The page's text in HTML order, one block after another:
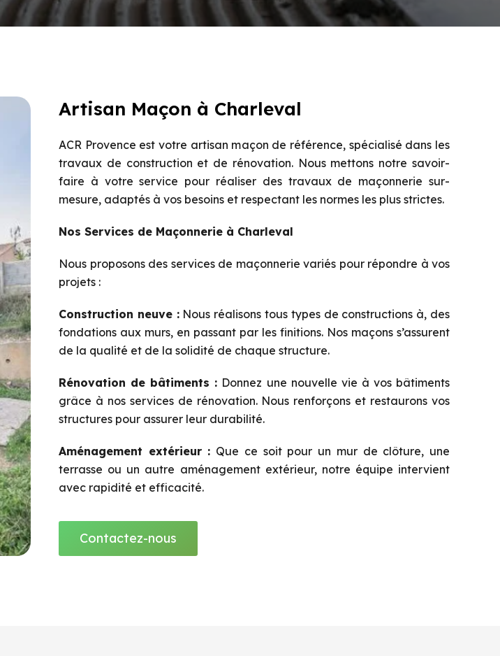
Artisan Maçon à Charleval
ACR Provence est votre artisan maçon de référence, spécialisé dans les
travaux de construction et de rénovation. Nous mettons notre savoir-
faire à votre service pour réaliser des travaux de maçonnerie sur-
mesure, adaptés à vos besoins et respectant les normes les plus strictes.
Nos Services de Maçonnerie à Charleval
Nous proposons des services de maçonnerie variés pour répondre à vos
projets :
Construction neuve :Nous réalisons tous types de constructions à, des
fondations aux murs, en passant par les finitions. Nos maçons s’assurent
de la qualité et de la solidité de chaque structure.
Rénovation de bâtiments : Donnez une nouvelle vie à vos bâtiments
grâce à nos services de rénovation. Nous renforçons et restaurons vos
structures pour assurer leur durabilité.
Aménagement extérieur : Que ce soit pour un mur de clôture, une
terrasse ou un autre aménagement extérieur, notre équipe intervient
avec rapidité et efficacité.
Contactez-nous